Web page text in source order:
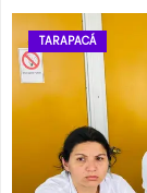
13 de agosto
Jueves
14 de agosto
Viernes
TARAPACÁ